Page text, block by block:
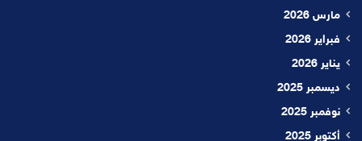
مارس 2026
فبراير 2026
يناير 2026
ديسمبر 2025
نوفمبر 2025
أكتوبر 2025